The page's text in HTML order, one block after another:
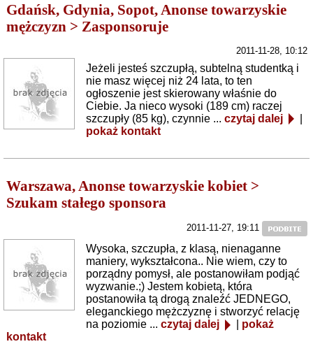
Gdańsk, Gdynia, Sopot, Anonse towarzyskie
mężczyzn > Zasponsoruje
2011-11-28, 10:12
Jeżeli jesteś szczupłą, subtelną studentką i
nie masz więcej niż 24 lata, to ten
ogłoszenie jest skierowany właśnie do
Ciebie. Ja nieco wysoki (189 cm) raczej
szczupły (85 kg), czynnie ... czytaj dalej
pokaż kontakt
Warszawa, Anonse towarzyskie kobiet >
Szukam stałego sponsora
2011-11-27, 19:11
Wysoka, szczupła, z klasą, nienaganne
maniery, wykształcona.. Nie wiem, czy to
porządny pomysł, ale postanowiłam podjąć
wyzwanie.;) Jestem kobietą, która
postanowiła tą drogą znaleźć JEDNEGO,
eleganckiego mężczyznę i stworzyć relację
na poziomie ... czytaj dalej
pokaż
kontakt